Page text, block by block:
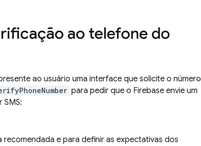
ao telefone do
ao usuário uma interface que solicite o número
para pedir que o Firebase envie um
e para definir as expectativas dos